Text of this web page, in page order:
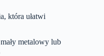
która ułatwi
metalowy lub